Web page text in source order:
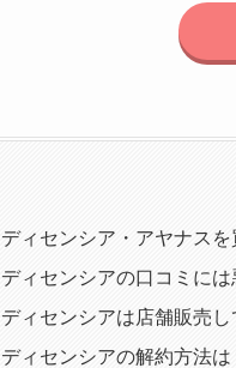
ディセンシア・アヤナス
ディセンシアの口コミには
ディセンシアは店舗販売
ディセンシアの解約方法は